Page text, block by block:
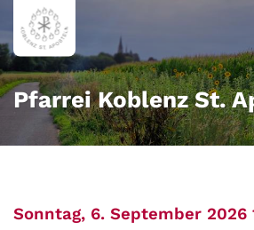
Zum Inhalt springen
Pfarrei Koblenz St.
Sonntag, 6. September 2026